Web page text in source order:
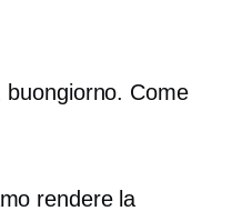
buongiorno. Come
rendere la